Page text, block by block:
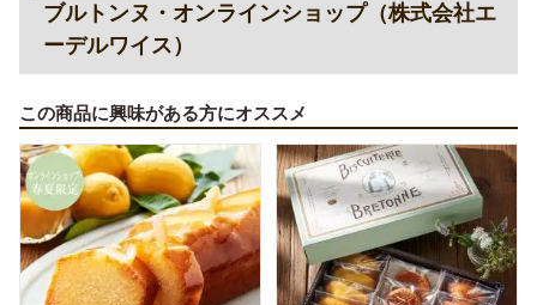
ブルトンヌ・オンラインショップ（株式会社エ
ーデルワイス）
この商品に興味がある方にオススメ